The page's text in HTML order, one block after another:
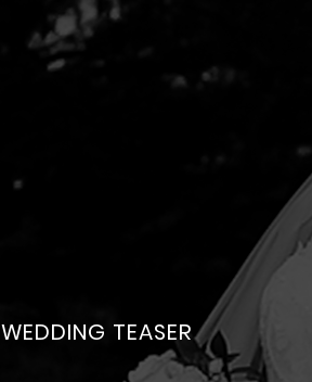
WEDDING TEASER